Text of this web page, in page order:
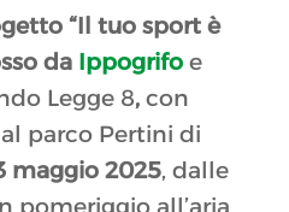
“Il tuo sport è
da Ippogrifo e
Legge 8,con
parco Pertini di
maggio 2025, dalle